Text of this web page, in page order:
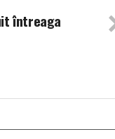
întreaga